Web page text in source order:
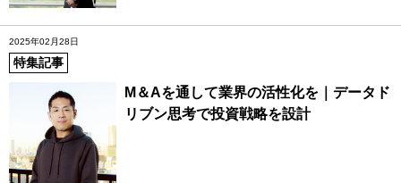
2025年02月28日
特集記事
M＆Aを通して業界の活性化を｜データド
リブン思考で投資戦略を設計